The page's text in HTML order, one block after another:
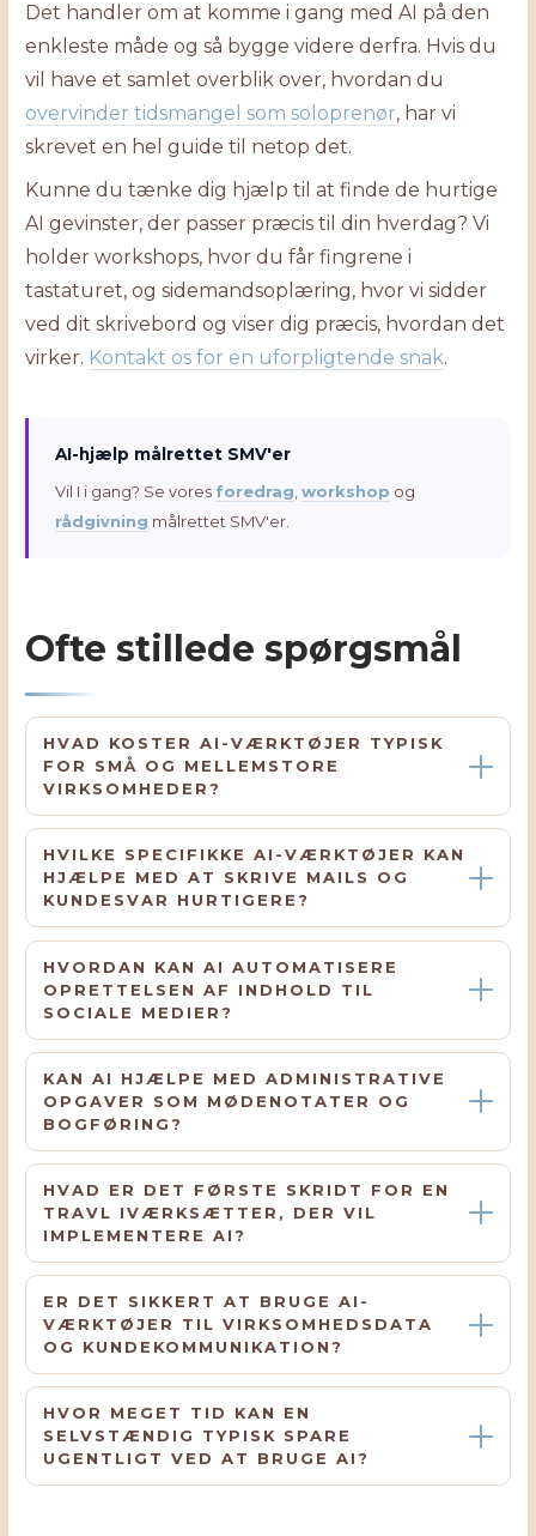
Det handler om at komme i gang med AI på den
enkleste måde og så bygge videre derfra. Hvis du
vil have et samlet overblik over, hvordan du
overvinder tidsmangel som soloprenør, har vi
skrevet en hel guide til netop det.
Kunne du tænke dig hjælp til at finde de hurtige
AI gevinster, der passer præcis til din hverdag? Vi
holder workshops, hvor du får fingrene i
tastaturet, og sidemandsoplæring, hvor vi sidder
ved dit skrivebord og viser dig præcis, hvordan det
virker. Kontakt os for en uforpligtende snak.
AI-hjælp målrettet SMV'er
Vil I i gang? Se vores foredrag ,workshop og
rådgivning målrettet SMV'er.
Ofte stillede spørgsmål
HVAD KOSTER AI-VÆRKTØJER TYPISK
FOR SMÅ OG MELLEMSTORE
VIRKSOMHEDER?
HVILKE SPECIFIKKE AI-VÆRKTØJER KAN
HJÆLPE MED AT SKRIVE MAILS OG
KUNDESVAR HURTIGERE?
HVORDAN KAN AI AUTOMATISERE
OPRETTELSEN AF INDHOLD TIL
SOCIALE MEDIER?
KAN AI HJÆLPE MED ADMINISTRATIVE
OPGAVER SOM MØDENOTATER OG
BOGFØRING?
HVAD ER DET FØRSTE SKRIDT FOR EN
TRAVL IVÆRKSÆTTER, DER VIL
IMPLEMENTERE AI?
ER DET SIKKERT AT BRUGE AI-
VÆRKTØJER TIL VIRKSOMHEDSDATA
OG KUNDEKOMMUNIKATION?
HVOR MEGET TID KAN EN
SELVSTÆNDIG TYPISK SPARE
UGENTLIGT VED AT BRUGE AI?